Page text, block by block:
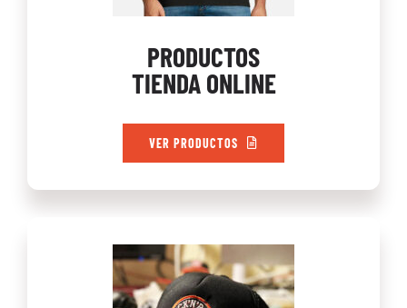
PRODUCTOS
TIENDA ONLINE
VER PRODUCTOS